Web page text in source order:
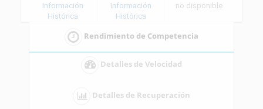
Información
Histórica
Información
Histórica
no disponible
Rendimiento de Competencia
Detalles de Velocidad
Detalles de Recuperación